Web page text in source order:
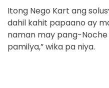
Itong Nego Kart ang
dahil kahit papaano ay
naman may pang-Noche
pamilya,” wika pa niya.